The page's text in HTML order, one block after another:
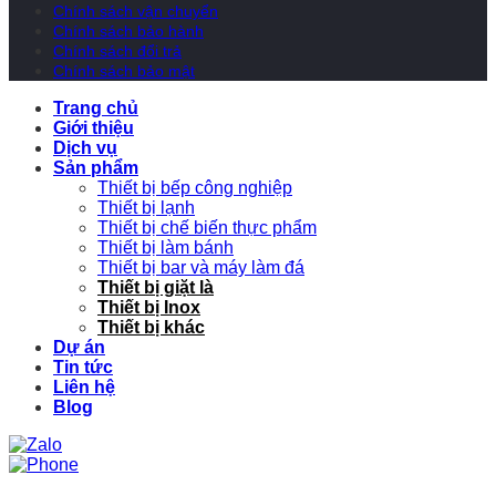
Chính sách vận chuyển
Chính sách bảo hành
Chính sách đổi trả
Chính sách bảo mật
Trang chủ
Giới thiệu
Dịch vụ
Sản phẩm
Thiết bị bếp công nghiệp
Thiết bị lạnh
Thiết bị chế biến thực phẩm
Thiết bị làm bánh
Thiết bị bar và máy làm đá
Thiết bị giặt là
Thiết bị Inox
Thiết bị khác
Dự án
Tin tức
Liên hệ
Blog